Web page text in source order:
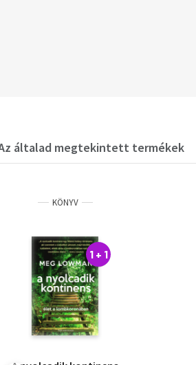
általad megtekintett termékek
KÖNYV
1 + 1